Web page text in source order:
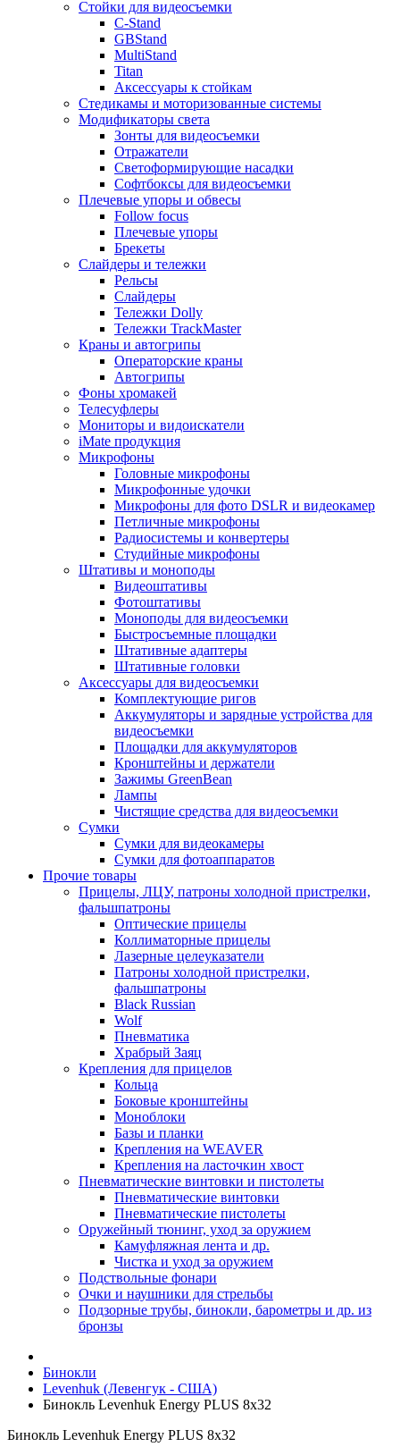
Стойки для видеосъемки
C-Stand
GBStand
MultiStand
Titan
Аксессуары к стойкам
Стедикамы и моторизованные системы
Модификаторы света
Зонты для видеосъемки
Отражатели
Светоформирующие насадки
Софтбоксы для видеосъемки
Плечевые упоры и обвесы
Follow focus
Плечевые упоры
Брекеты
Слайдеры и тележки
Рельсы
Слайдеры
Тележки Dolly
Тележки TrackMaster
Краны и автогрипы
Операторские краны
Автогрипы
Фоны хромакей
Телесуфлеры
Мониторы и видоискатели
iMate продукция
Микрофоны
Головные микрофоны
Микрофонные удочки
Микрофоны для фото DSLR и видеокамер
Петличные микрофоны
Радиосистемы и конвертеры
Студийные микрофоны
Штативы и моноподы
Видеоштативы
Фотоштативы
Моноподы для видеосъемки
Быстросъемные площадки
Штативные адаптеры
Штативные головки
Аксессуары для видеосъемки
Комплектующие ригов
Аккумуляторы и зарядные устройства для
видеосъемки
Площадки для аккумуляторов
Кронштейны и держатели
Зажимы GreenBean
Лампы
Чистящие средства для видеосъемки
Сумки
Сумки для видеокамеры
Сумки для фотоаппаратов
Прочие товары
Прицелы, ЛЦУ, патроны холодной пристрелки,
фальшпатроны
Оптические прицелы
Коллиматорные прицелы
Лазерные целеуказатели
Патроны холодной пристрелки,
фальшпатроны
Black Russian
Wolf
Пневматика
Храбрый Заяц
Крепления для прицелов
Кольца
Боковые кронштейны
Моноблоки
Базы и планки
Крепления на WEAVER
Крепления на ласточкин хвост
Пневматические винтовки и пистолеты
Пневматические винтовки
Пневматические пистолеты
Оружейный тюнинг, уход за оружием
Камуфляжная лента и др.
Чистка и уход за оружием
Подствольные фонари
Очки и наушники для стрельбы
Подзорные трубы, бинокли, барометры и др. из
бронзы
Бинокли
Levenhuk (Левенгук - США)
Бинокль Levenhuk Energy PLUS 8x32
Бинокль Levenhuk Energy PLUS 8x32